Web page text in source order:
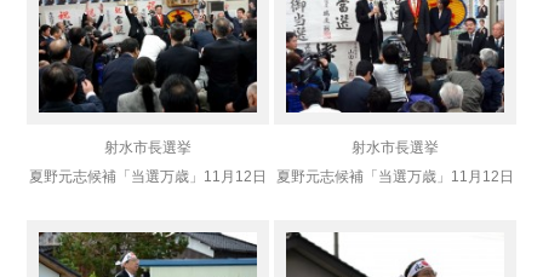
射水市長選挙
夏野元志候補 「当選万歳」 11月12日
射水市長選挙
夏野元志候補 「当選万歳」 11月12日